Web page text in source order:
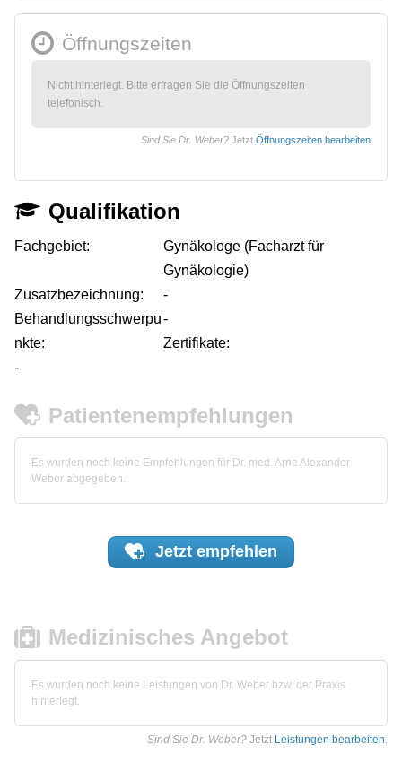
Öffnungszeiten
Nicht hinterlegt. Bitte erfragen Sie die Öffnungszeiten
telefonisch.
Sind Sie Dr. Weber? Jetzt Öffnungszeiten bearbeiten
Qualifikation
Fachgebiet:
Gynäkologe (Facharzt für
Gynäkologie)
Zusatzbezeichnung:
-
Behandlungsschwerpu
nkte:
-
Zertifikate:
-
Patientenempfehlungen
Es wurden noch keine Empfehlungen für Dr. med. Arne Alexander
Weber abgegeben.
Jetzt empfehlen
Medizinisches Angebot
Es wurden noch keine Leistungen von Dr. Weber bzw. der Praxis
hinterlegt.
Sind Sie Dr. Weber? Jetzt Leistungen bearbeiten.